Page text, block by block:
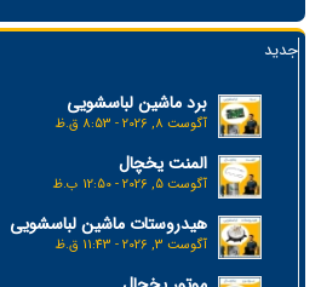
جدید
برد ماشین لباسشویی
آگوست 8, 2026 - 8:53 ق.ظ
المنت یخچال
آگوست 5, 2026 - 12:50 ب.ظ
هیدروستات ماشین لباسشویی
آگوست 3, 2026 - 11:43 ق.ظ